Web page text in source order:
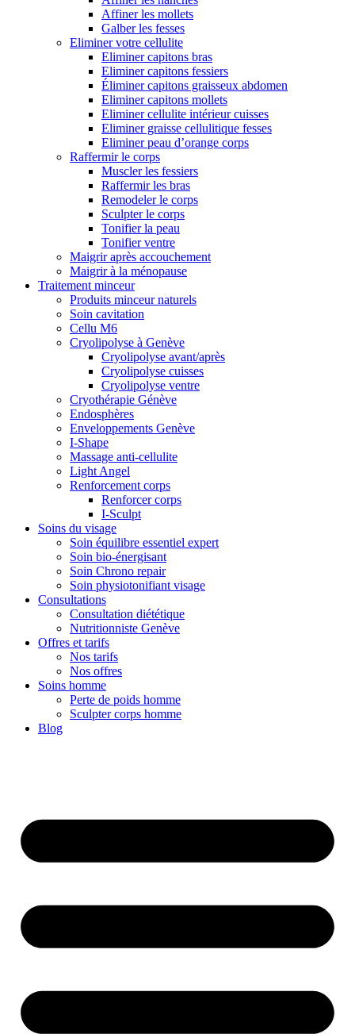
Affiner les mollets
Galber les fesses
Eliminer votre cellulite
Eliminer capitons bras
Eliminer capitons fessiers
Éliminer capitons graisseux abdomen
Eliminer capitons mollets
Eliminer cellulite intérieur cuisses
Eliminer graisse cellulitique fesses
Eliminer peau d’orange corps
Raffermir le corps
Muscler les fessiers
Raffermir les bras
Remodeler le corps
Sculpter le corps
Tonifier la peau
Tonifier ventre
Maigrir après accouchement
Maigrir à la ménopause
Traitement minceur
Produits minceur naturels
Soin cavitation
Cellu M6
Cryolipolyse à Genève
Cryolipolyse avant/après
Cryolipolyse cuisses
Cryolipolyse ventre
Cryothérapie Génève
Endosphères
Enveloppements Genève
I-Shape
Massage anti-cellulite
Light Angel
Renforcement corps
Renforcer corps
I-Sculpt
Soins du visage
Soin équilibre essentiel expert
Soin bio-énergisant
Soin Chrono repair
Soin physiotonifiant visage
Consultations
Consultation diététique
Nutritionniste Genève
Offres et tarifs
Nos tarifs
Nos offres
Soins homme
Perte de poids homme
Sculpter corps homme
Blog